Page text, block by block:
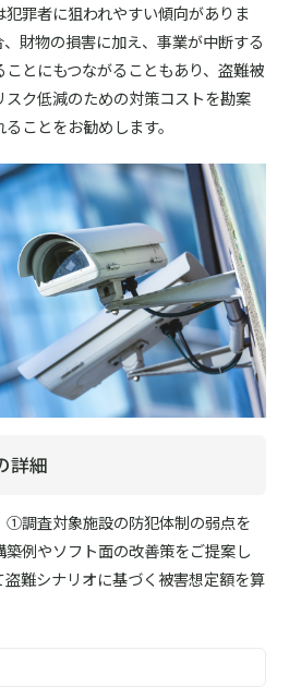
罪者に狙われやすい傾向がありま
財物の損害に加え、事業が中断する
とにもつながることもあり、盗難被
ク低減のための対策コストを勘案
ことをお勧めします。
詳細
①調査対象施設の防犯体制の弱点を
例やソフト面の改善策をご提案し
難シナリオに基づく被害想定額を算